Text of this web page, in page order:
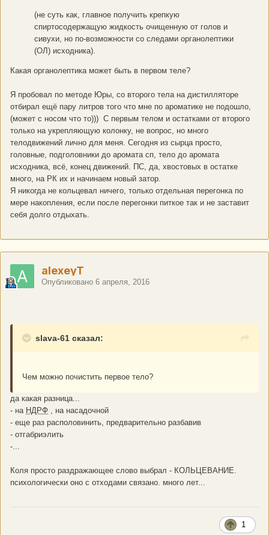
(не суть как, главное получить крепкую
спиртосодержащую жидкость очищенную от голов и
сивухи, но по-возможности со следами органолептики
(ОЛ) исходника).
Какая органолептика может быть в первом теле?
Я пробовал по методе Юры, со второго тела на дистилляторе
отбирал ещё пару литров того что мне по ароматике не подошло,
(может с носом что то))) С первым телом и остатками от второго
только на укрепляющую колонку, не вопрос, но много
телодвижений лично для меня. Сегодня из сырца просто,
головные, подголовники до аромата сп, тело до аромата
исходника, всё, конец движений. ПС, да, хвостовых в остатке
много, на РК их и начинаем новый затор.
Я никогда не кольцевал ничего, только отдельная перегонка по
мере накопления, если после перегонки питкое так и не заставит
себя долго отдыхать.
alexeyT
Опубликовано 6 апреля, 2016
slava-61 сказал:
Чем можно почистить первое тело?
да какая разница...
- на НДРФ , на насадочной
- еще раз располовинить, предварительно разбавив
- отгабриэлить
-...
Коля просто раздражающее слово выбрал - КОЛЬЦЕВАНИЕ.
психологически оно с отходами связано. много лет...
1